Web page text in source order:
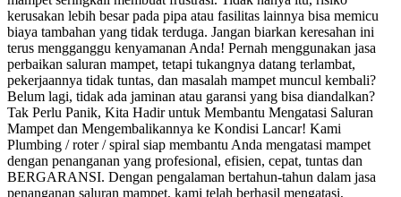
kerusakan lebih besar pada pipa atau fasilitas lainnya bisa memicu
biaya tambahan yang tidak terduga. Jangan biarkan keresahan ini
terus mengganggu kenyamanan Anda! Pernah menggunakan jasa
perbaikan saluran mampet, tetapi tukangnya datang terlambat,
pekerjaannya tidak tuntas, dan masalah mampet muncul kembali?
Belum lagi, tidak ada jaminan atau garansi yang bisa diandalkan?
Tak Perlu Panik, Kita Hadir untuk Membantu Mengatasi Saluran
Mampet dan Mengembalikannya ke Kondisi Lancar! Kami
Plumbing / roter / spiral siap membantu Anda mengatasi mampet
dengan penanganan yang profesional, efisien, cepat, tuntas dan
BERGARANSI. Dengan pengalaman bertahun-tahun dalam jasa
penanganan saluran mampet, kami telah berhasil mengatasi,